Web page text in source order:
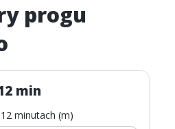
progu
min
minutach (m)